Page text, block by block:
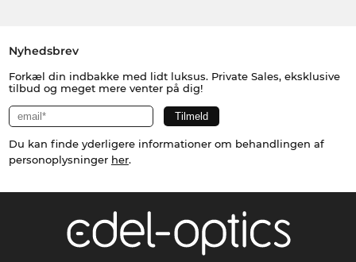
Nyhedsbrev
Forkæl din indbakke med lidt luksus. Private Sales, eksklusive
tilbud og meget mere venter på dig!
Du kan finde yderligere informationer om behandlingen af
personoplysninger her.